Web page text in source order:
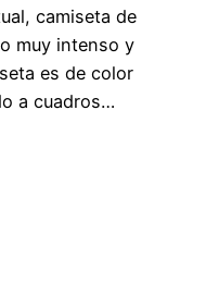
camiseta de
muy intenso y
es de color
a cuadros…